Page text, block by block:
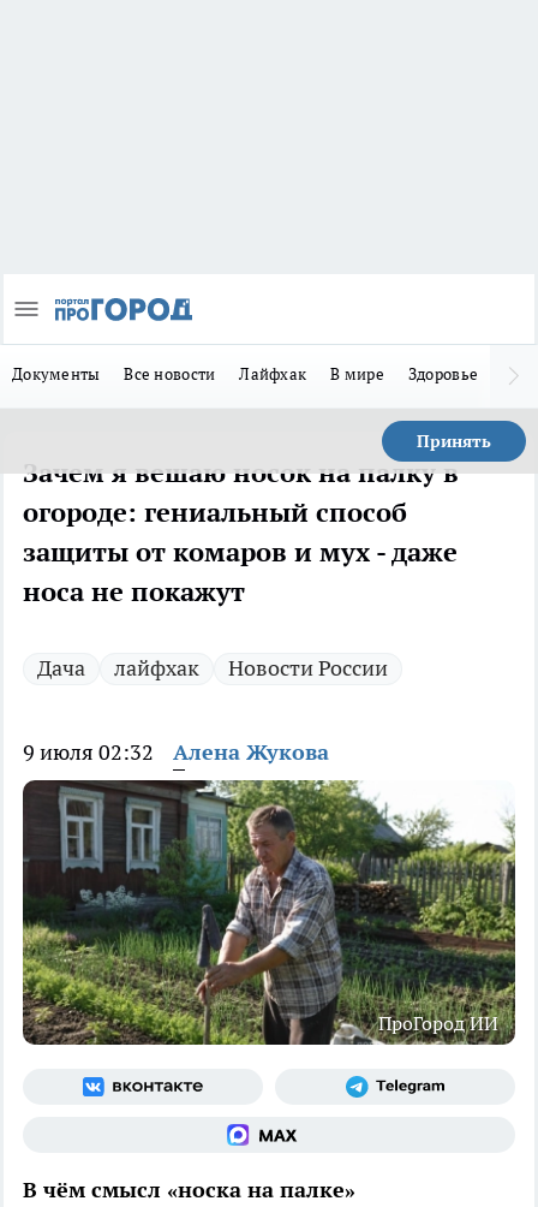
Документы Все новости Лайфхак В мире Здоровье
Принять
Зачем я вешаю носок на палку в
огороде: гениальный способ
защиты от комаров и мух - даже
носа не покажут
Дача лайфхак Новости России
9 июля 02:32 Алена Жукова
ПроГород ИИ
В чём смысл «носка на палке»